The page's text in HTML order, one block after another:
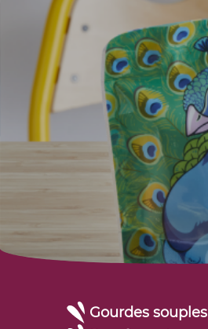
Gourdes souples